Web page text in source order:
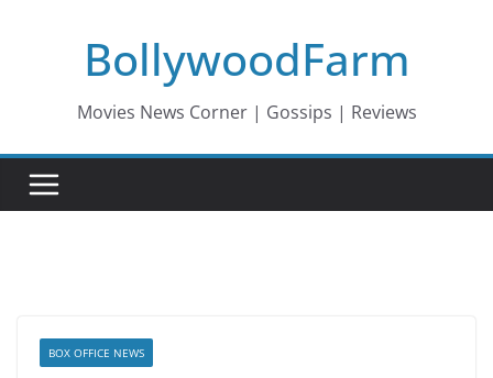
BollywoodFarm
Movies News Corner | Gossips | Reviews
BOX OFFICE NEWS